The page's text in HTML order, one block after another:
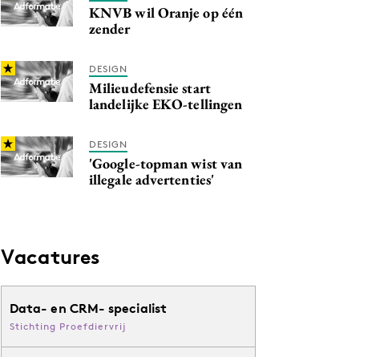
KNVB wil Oranje op één
zender
DESIGN
Milieudefensie start
landelijke EKO-tellingen
DESIGN
'Google-topman wist van
illegale advertenties'
Vacatures
Data- en CRM- specialist
Stichting Proefdiervrij